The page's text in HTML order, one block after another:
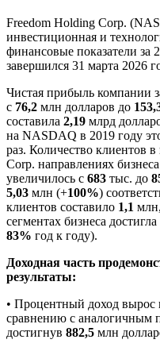
Freedom Holding Corp.
инвестиционная и
финансовые показатели за
завершился 31 марта 2026
Чистая прибыль компании
с 76,2 млн долларов до
составила 2,19 млрд
на NASDAQ в 2019 году
раз. Количество клиентов
Corp. направлениях
увеличилось с 683 тыс. до
5,03 млн (+100%)
клиентов составило 1,1
сегментах бизнеса
83% год к году).
Доходная часть
результаты:
• Процентный доход вырос
сравнению с аналогичным
достигнув 882,5 млн